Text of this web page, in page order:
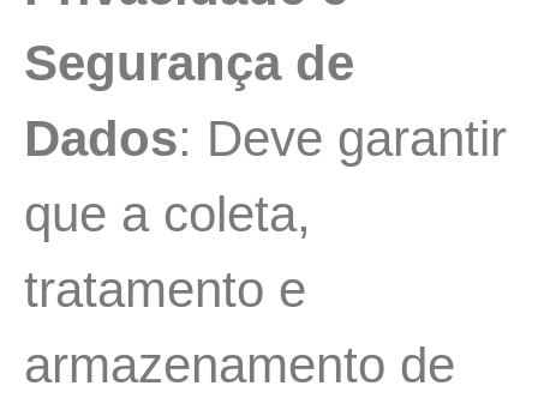
Segurança de
Dados: Deve garantir
que a coleta,
tratamento e
armazenamento de